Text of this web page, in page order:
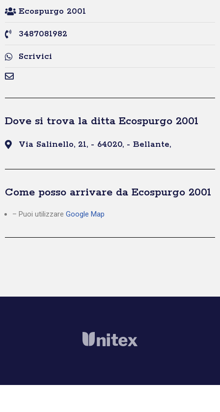
Ecospurgo 2001
3487081982
Scrivici
Dove si trova la ditta Ecospurgo 2001
Via Salinello, 21, - 64020, - Bellante,
Come posso arrivare da Ecospurgo 2001
– Puoi utilizzare Google Map